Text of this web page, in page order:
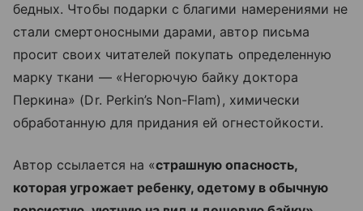
бедных. Чтобы подарки с благими намерениями не
стали смертоносными дарами, автор письма
просит своих читателей покупать определенную
марку ткани — «Негорючую байку доктора
Перкина» (Dr. Perkin’s Non-Flam), химически
обработанную для придания ей огнестойкости.
Автор ссылается на «страшную опасность,
которая угрожает ребенку, одетому в обычную